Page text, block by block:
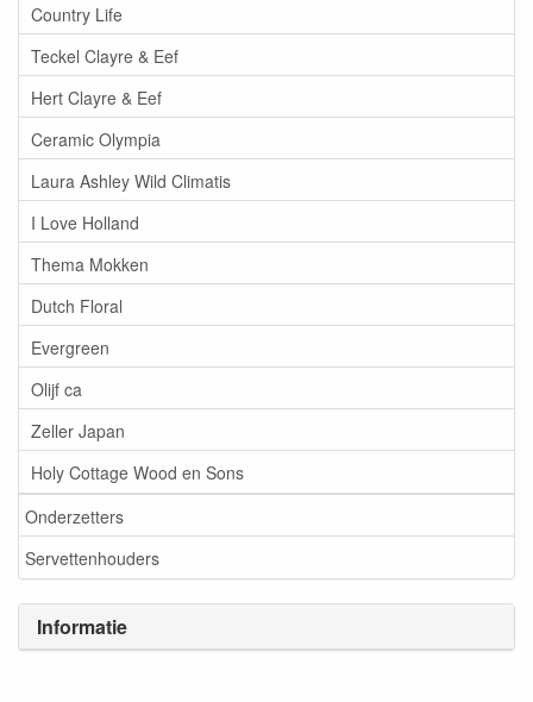
Country Life
Teckel Clayre & Eef
Hert Clayre & Eef
Ceramic Olympia
Laura Ashley Wild Climatis
I Love Holland
Thema Mokken
Dutch Floral
Evergreen
Olijf ca
Zeller Japan
Holy Cottage Wood en Sons
Onderzetters
Servettenhouders
Informatie